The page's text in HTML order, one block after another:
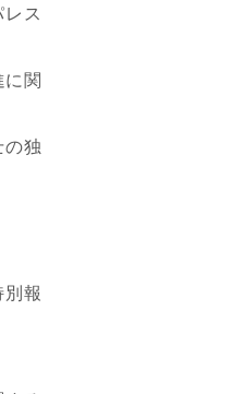
ス
関
独
報